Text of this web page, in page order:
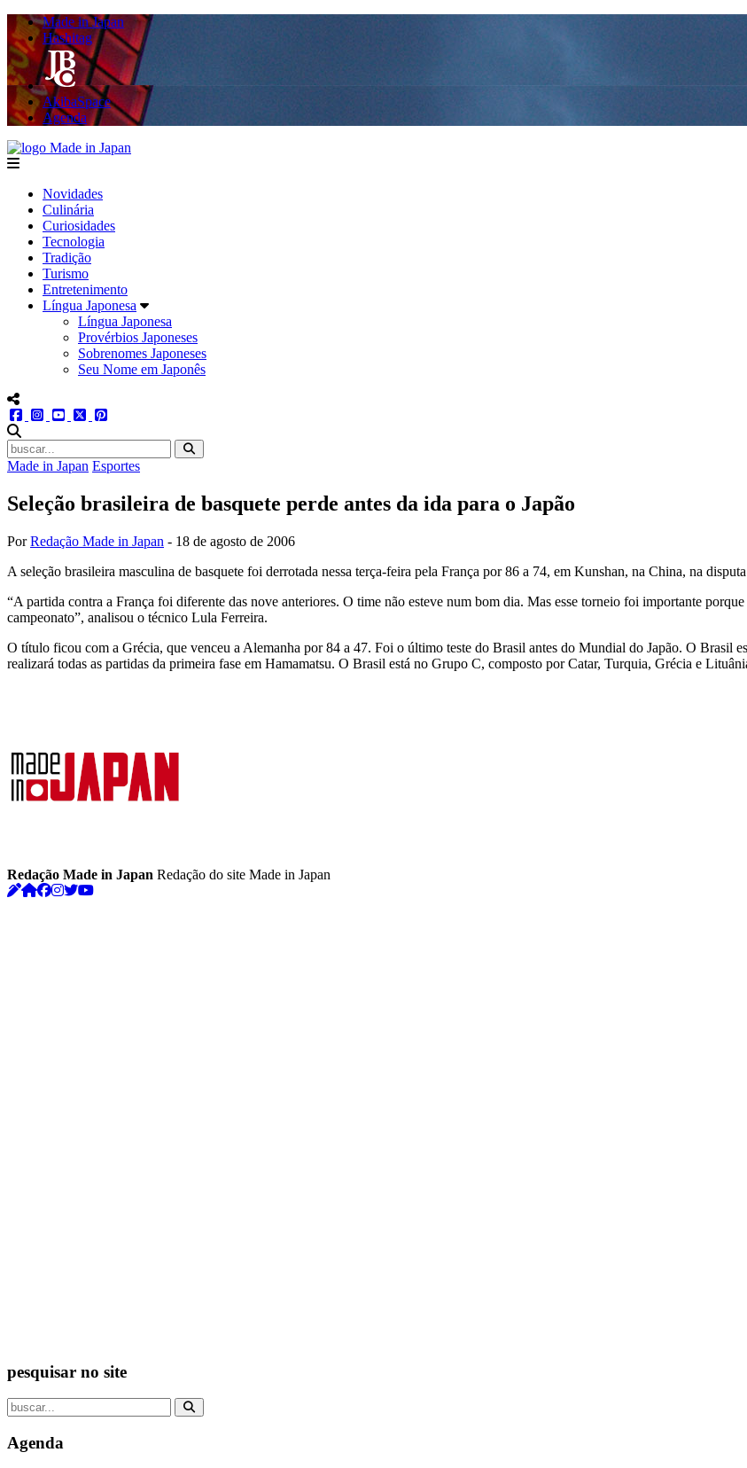
Made in Japan
Hashitag
AkibaSpace
Agenda
menu
Novidades
Culinária
Curiosidades
Tecnologia
Tradição
Turismo
Entretenimento
Língua Japonesa
Língua Japonesa
Provérbios Japoneses
Sobrenomes Japoneses
Seu Nome em Japonês
menu redes social
facebookinstagram
youtube
twitter
Made in Japan Esportes
Seleção brasileira de basquete perde antes da ida para o Japão
PorRedação Made in Japan - 18 de agosto de 2006
A seleção brasileira masculina de basquete foi derrotada nessa terça-feira pela França por 86 a 74, em Kunshan, na China, na
“A partida contra a França foi diferente das nove anteriores. O time não esteve num bom dia. Mas esse torneio foi importante
campeonato”, analisou o técnico Lula Ferreira.
O título ficou com a Grécia, que venceu a Alemanha por 84 a 47. Foi o último teste do Brasil antes do Mundial do Japão. O Brasil
realizará todas as partidas da primeira fase em Hamamatsu. O Brasil está no Grupo C, composto por Catar, Turquia, Grécia e
Redação Made in Japan Redação do site Made in Japan
pesquisar no site
Agenda